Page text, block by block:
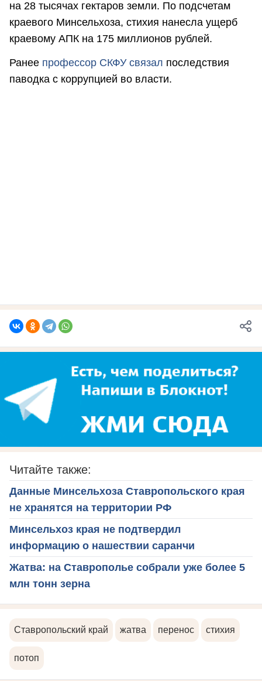
на 28 тысячах гектаров земли. По подсчетам
краевого Минсельхоза, стихия нанесла ущерб
краевому АПК на 175 миллионов рублей.
Ранее профессор СКФУ связал последствия
паводка с коррупцией во власти.
Читайте также:
Данные Минсельхоза Ставропольского края
не хранятся на территории РФ
Минсельхоз края не подтвердил
информацию о нашествии саранчи
Жатва: на Ставрополье собрали уже более 5
млн тонн зерна
Ставропольский край жатва перенос стихия
потоп